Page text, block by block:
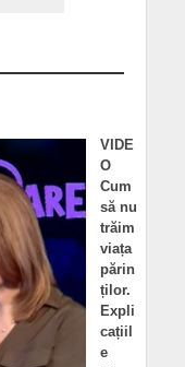
VIDE
O
Cum
să nu
trăim
viața
părin
ților.
Expli
cațiil
e